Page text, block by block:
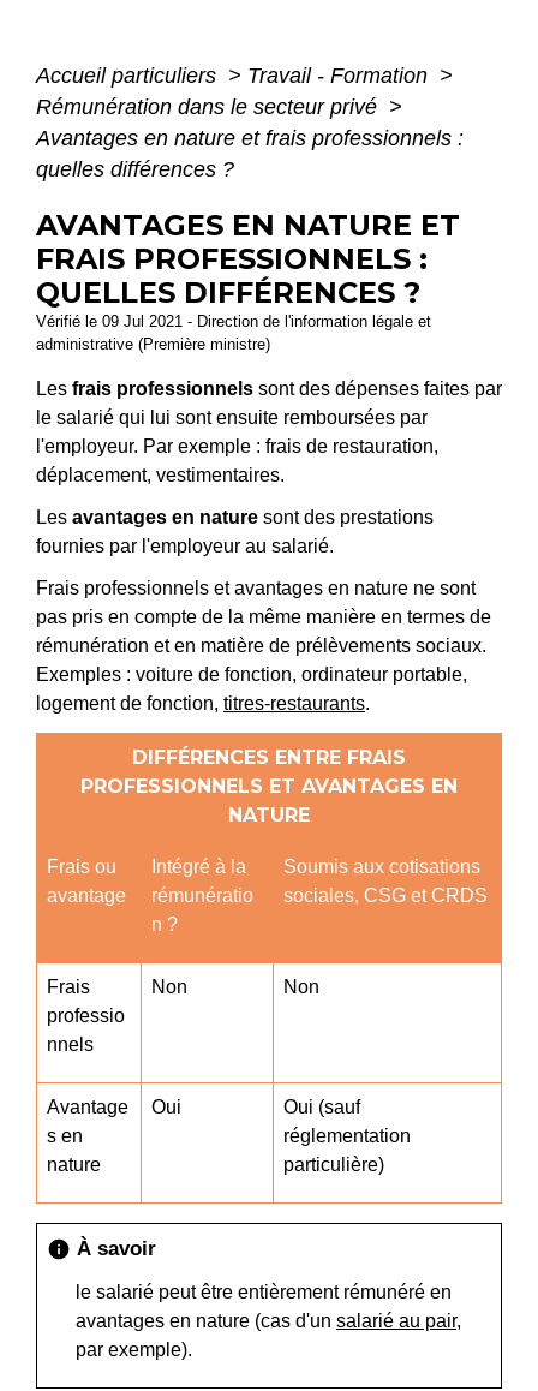
Accueil particuliers > Travail - Formation >
Rémunération dans le secteur privé >
Avantages en nature et frais professionnels :
quelles différences ?
AVANTAGES EN NATURE ET
FRAIS PROFESSIONNELS :
QUELLES DIFFÉRENCES ?
Vérifié le 09 Jul 2021 - Direction de l'information légale et
administrative (Première ministre)
Les frais professionnels sont des dépenses faites par
le salarié qui lui sont ensuite remboursées par
l'employeur. Par exemple : frais de restauration,
déplacement, vestimentaires.
Les avantages en nature sont des prestations
fournies par l'employeur au salarié.
Frais professionnels et avantages en nature ne sont
pas pris en compte de la même manière en termes de
rémunération et en matière de prélèvements sociaux.
Exemples : voiture de fonction, ordinateur portable,
logement de fonction, titres-restaurants.
DIFFÉRENCES ENTRE FRAIS
PROFESSIONNELS ET AVANTAGES EN
NATURE
Frais ou
avantage
Intégré à la
rémunératio
n ?
Soumis aux cotisations
sociales, CSG et CRDS
Frais
professio
nnels
Non Non
Avantage
s en
nature
Oui
Oui (sauf
réglementation
particulière)
info À savoir
le salarié peut être entièrement rémunéré en
avantages en nature (cas d'un salarié au pair,
par exemple).